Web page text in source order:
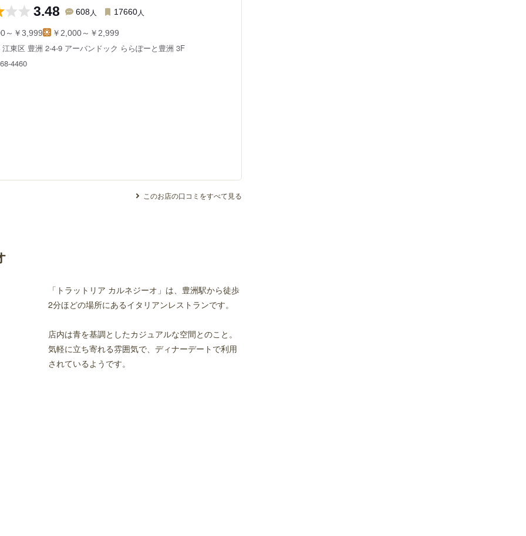
3.48 608人 17660人
～￥3,999 ￥2,000～￥2,999
江東区 豊洲 2-4-9 アーバンドック ららぽーと豊洲 3F
4460
このお店の口コミをすべて見る
「トラットリア カルネジーオ」は、豊洲駅から徒歩
2分ほどの場所にあるイタリアンレストランです。
店内は青を基調としたカジュアルな空間とのこと。
気軽に立ち寄れる雰囲気で、ディナーデートで利用
されているようです。